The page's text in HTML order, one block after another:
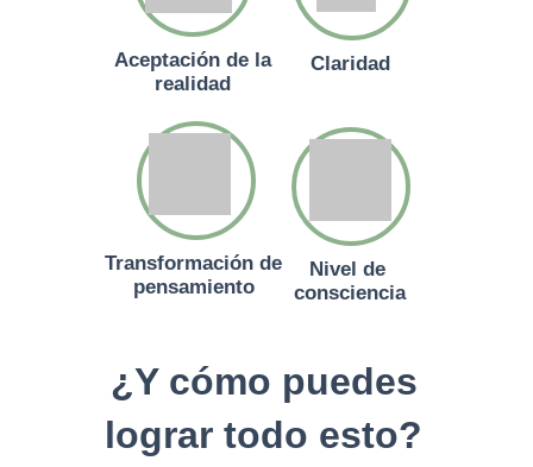
Aceptación de la
realidad
Claridad
Transformación de
pensamiento
Nivel de
consciencia
¿Y cómo puedes
lograr todo esto?